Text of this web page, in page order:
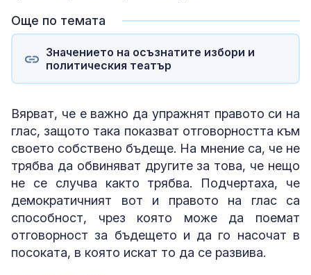
Още по темата
Значението на осъзнатите избори и
политическия театър
Вярват, че е важно да упражнят правото си на
глас, защото така показват отговорността към
своето собствено бъдеще. На мнение са, че не
трябва да обвиняват другите за това, че нещо
не се случва както трябва. Подчертаха, че
демократичният вот и правото на глас са
способност, чрез която може да поемат
отговорност за бъдещето и да го насочат в
посоката, в която искат то да се развива.